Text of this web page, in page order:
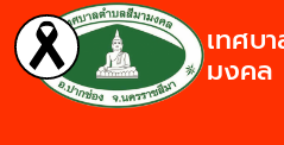
เทศบ
มงคล